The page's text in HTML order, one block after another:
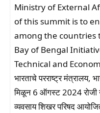
Ministry of External
of this summit is to
among the countries
Bay of Bengal
Technical and
भारताचे परराष्ट्र मंत्रालय,
मिळून 6 ऑगस्ट 2024 रोजी
व्यवसाय शिखर परिषद